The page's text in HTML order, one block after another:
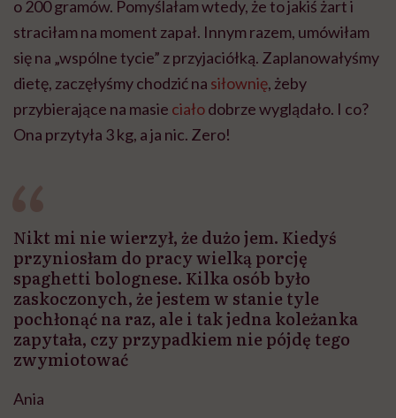
o 200 gramów. Pomyślałam wtedy, że to jakiś żart i
straciłam na moment zapał. Innym razem, umówiłam
się na „wspólne tycie” z przyjaciółką. Zaplanowałyśmy
dietę, zaczęłyśmy chodzić na siłownię, żeby
przybierające na masie ciałodobrze wyglądało. I co?
Ona przytyła 3 kg, a ja nic. Zero!
Nikt mi nie wierzył, że dużo jem. Kiedyś
przyniosłam do pracy wielką porcję
spaghetti bolognese. Kilka osób było
zaskoczonych, że jestem w stanie tyle
pochłonąć na raz, ale i tak jedna koleżanka
zapytała, czy przypadkiem nie pójdę tego
zwymiotować
Ania